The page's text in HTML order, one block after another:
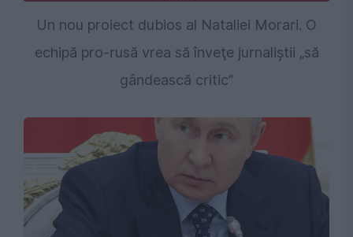
Un nou proiect dubios al Nataliei Morari. O
echipă pro-rusă vrea să înveţe jurnaliştii „să
gândească critic”